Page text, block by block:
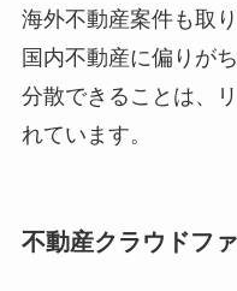
海外不動産案件も取
国内不動産に偏りが
分散できることは、
れています。
不動産クラウドフ